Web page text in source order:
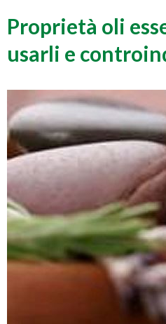
Proprietà oli
usarli e